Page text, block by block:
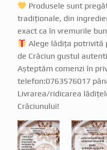
Produsele sunt
tradiționale, din
exact ca în vremurile
Alege lădița potrivită
de Crăciun gustul
Așteptăm comenzi în
telefon:0763576017
Livrarea/ridicarea
Crăciunului!